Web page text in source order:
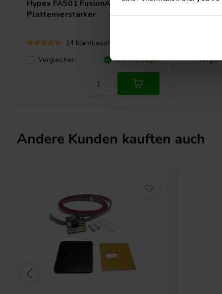
Hypex FA501 FusionAmp
Plattenverstärker
14 klantbeoordelingen
Vergleichen
10+ Auf Lager
Hypex
Andere Kunden kauften auch